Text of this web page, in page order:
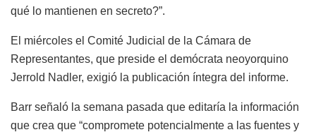
qué lo mantienen en secreto?”.
El miércoles el Comité Judicial de la Cámara de
Representantes, que preside el demócrata neoyorquino
Jerrold Nadler, exigió la publicación íntegra del informe.
Barr señaló la semana pasada que editaría la información
que crea que “compromete potencialmente a las fuentes y